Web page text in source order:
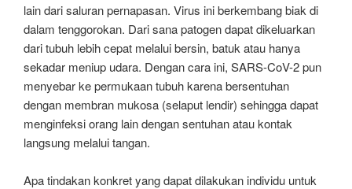
lain dari saluran pernapasan. Virus ini berkembang biak di
dalam tenggorokan. Dari sana patogen dapat dikeluarkan
dari tubuh lebih cepat melalui bersin, batuk atau hanya
sekadar meniup udara. Dengan cara ini, SARS-CoV-2 pun
menyebar ke permukaan tubuh karena bersentuhan
dengan membran mukosa (selaput lendir) sehingga dapat
menginfeksi orang lain dengan sentuhan atau kontak
langsung melalui tangan.
Apa tindakan konkret yang dapat dilakukan individu untuk